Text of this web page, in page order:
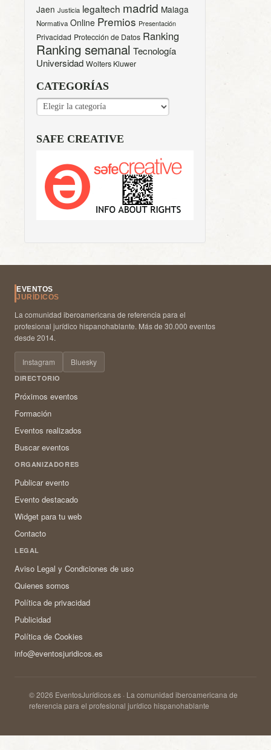
Jaen Justicia legaltech madrid Malaga
Normativa Online Premios Presentación
Privacidad Protección de Datos Ranking
Ranking semanal Tecnología
Universidad Wolters Kluwer
CATEGORÍAS
CATEGORÍAS
SAFE CREATIVE
EVENTOS
JURÍDICOS
La comunidad iberoamericana de referencia para el
profesional jurídico hispanohablante. Más de 30.000 eventos
desde 2014.
Instagram Bluesky
DIRECTORIO
Próximos eventos
Formación
Eventos realizados
Buscar eventos
ORGANIZADORES
Publicar evento
Evento destacado
Widget para tu web
Contacto
LEGAL
Aviso Legal y Condiciones de uso
Quienes somos
Política de privacidad
Publicidad
Política de Cookies
info@eventosjuridicos.es
© 2026 EventosJurídicos.es · La comunidad iberoamericana de
referencia para el profesional jurídico hispanohablante